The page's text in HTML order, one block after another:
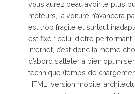
vous aurez beau avoir le plus
moteurs, la voiture n’avancera
est trop fragile et surtout
est fixé : celui d’être performant.
internet, c’est donc la même
d’abord s’atteler à bien
technique (temps de
HTML, version mobile,